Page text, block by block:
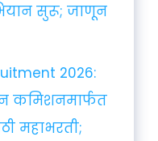
सुरू; जाणून
2026:
कमिशनमार्फत
महाभरती;